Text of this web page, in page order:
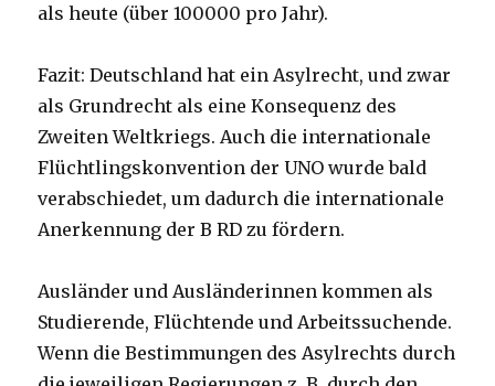
als heute (über 100000 pro Jahr).
Fazit: Deutschland hat ein Asylrecht, und zwar
als Grundrecht als eine Konsequenz des
Zweiten Weltkriegs. Auch die internationale
Flüchtlingskonvention der UNO wurde bald
verabschiedet, um dadurch die internationale
Anerkennung der B RD zu fördern.
Ausländer und Ausländerinnen kommen als
Studierende, Flüchtende und Arbeitssuchende.
Wenn die Bestimmungen des Asylrechts durch